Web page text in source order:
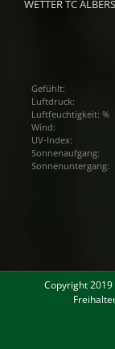
WETTER TC
Gefühlt:
Luftdruck:
Luftfeuchtigkeit: %
Wind:
UV-Index:
Sonnenaufgang:
Sonnenuntergang:
Copyright